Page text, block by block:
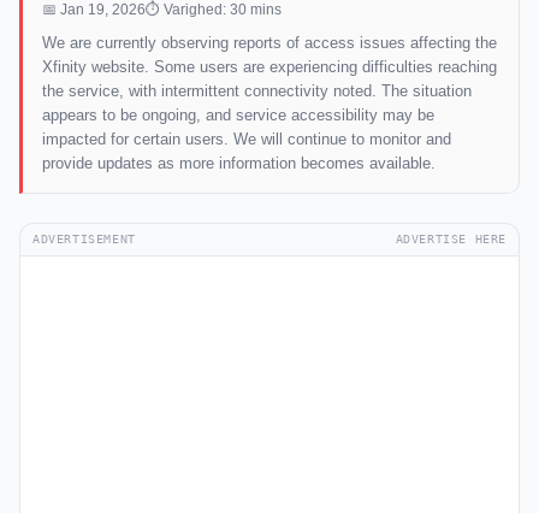
📅 Jan 19, 2026⏱ Varighed: 30 mins
We are currently observing reports of access issues affecting the
Xfinity website. Some users are experiencing difficulties reaching
the service, with intermittent connectivity noted. The situation
appears to be ongoing, and service accessibility may be
impacted for certain users. We will continue to monitor and
provide updates as more information becomes available.
ADVERTISEMENT ADVERTISE HERE